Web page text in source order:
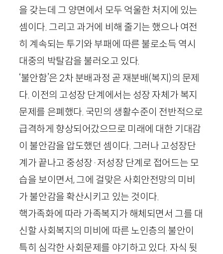
을 갖는데 그 양면에서 모두 억울한 처지에 있는
셈이다. 그리고 과거에 비해 줄기는 했으나 여전
히 계속되는 투기와 부패에 따른 불로소득 역시
대중의 박탈감을 불러오고 있다.
‘불안함’은 2차 분배과정 곧 재분배(복지)의 문제
다. 이전의 고성장 단계에서는 성장 자체가 복지
문제를 은폐했다. 국민의 생활수준이 전반적으로
급격하게 향상되어갔으므로 미래에 대한 기대감
이 불안감을 압도했던 셈이다. 그러나 고성장단
계가 끝나고 중성장·저성장 단계로 접어드는 모
습을 보이면서, 그에 걸맞은 사회안전망의 미비
가 불안감을 확산시키고 있는 것이다.
핵가족화에 따라 가족복지가 해체되면서 그를 대
신할 사회복지의 미비에 따른 노인층의 불안이
특히 심각한 사회문제를 야기하고 있다. 자식 뒷